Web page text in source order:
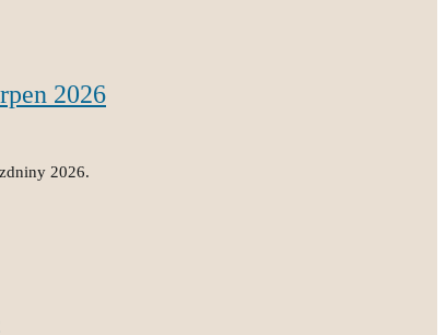
2026
2026.